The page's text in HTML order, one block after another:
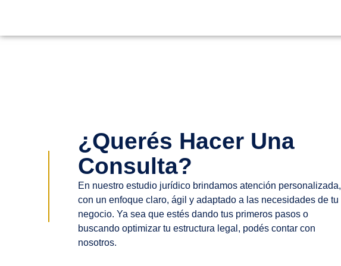
¿Querés Hacer Una
Consulta?
En nuestro estudio jurídico brindamos atención personalizada,
con un enfoque claro, ágil y adaptado a las necesidades de tu
negocio. Ya sea que estés dando tus primeros pasos o
buscando optimizar tu estructura legal, podés contar con
nosotros.